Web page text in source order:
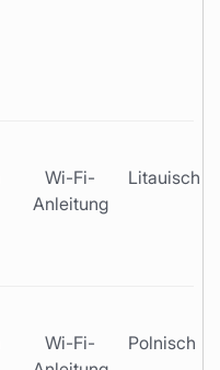
Wi-Fi-
Anleitung
Litauisch
Wi-Fi-
Polnisch